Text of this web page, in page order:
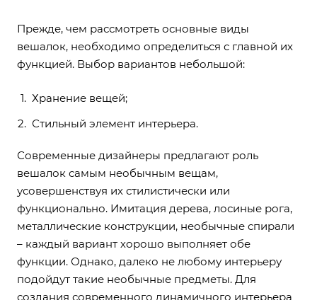
Прежде, чем рассмотреть основные виды
вешалок, необходимо определиться с главной их
функцией. Выбор вариантов небольшой:
Хранение вещей;
Стильный элемент интерьера.
Современные дизайнеры предлагают роль
вешалок самым необычным вещам,
усовершенствуя их стилистически или
функционально. Имитация дерева, лосиные рога,
металлические конструкции, необычные спирали
– каждый вариант хорошо выполняет обе
функции. Однако, далеко не любому интерьеру
подойдут такие необычные предметы. Для
создания современного динамичного интерьера